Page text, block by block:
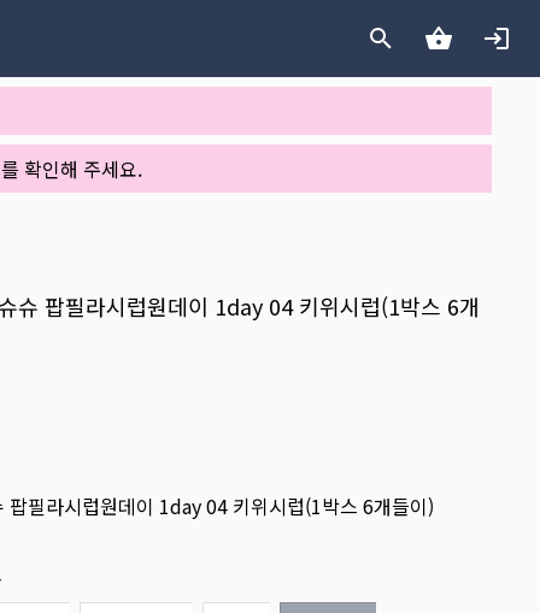
확인해 주세요.
슈 팝필라시럽원데이 1day 04 키위시럽(1박스 6개
필라시럽원데이 1day 04 키위시럽(1박스 6개들이)